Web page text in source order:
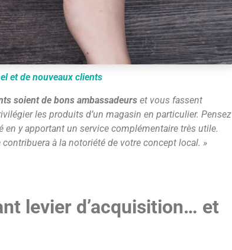
et de nouveaux clients
soient de bons ambassadeurs et vous fassent
les produits d’un magasin en particulier. Pensez
y apportant un service complémentaire très utile.
à la notoriété de votre concept local. »
levier d’acquisition… et